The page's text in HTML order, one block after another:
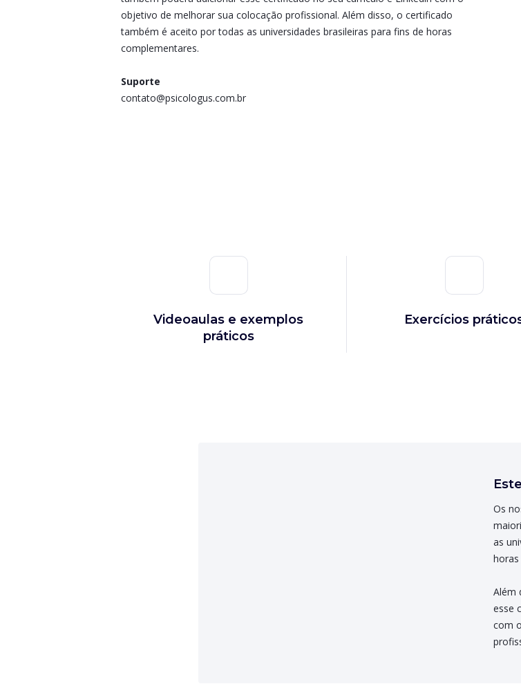
objetivo de melhorar sua colocação profissional. Além disso, o certificado
também é aceito por todas as universidades brasileiras para fins de horas
complementares.
Suporte
contato@psicologus.com.br
Videoaulas e exemplos
práticos
Exercícios
Os
as
Além
esse
com